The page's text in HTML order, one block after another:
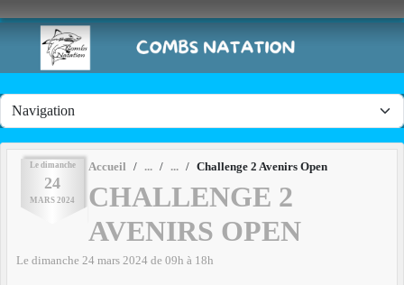
Le dimanche
24
MARS 2024
Accueil Challenge 2 Avenirs Open
CHALLENGE 2
AVENIRS OPEN
Le dimanche 24 mars 2024 de 09h à 18h